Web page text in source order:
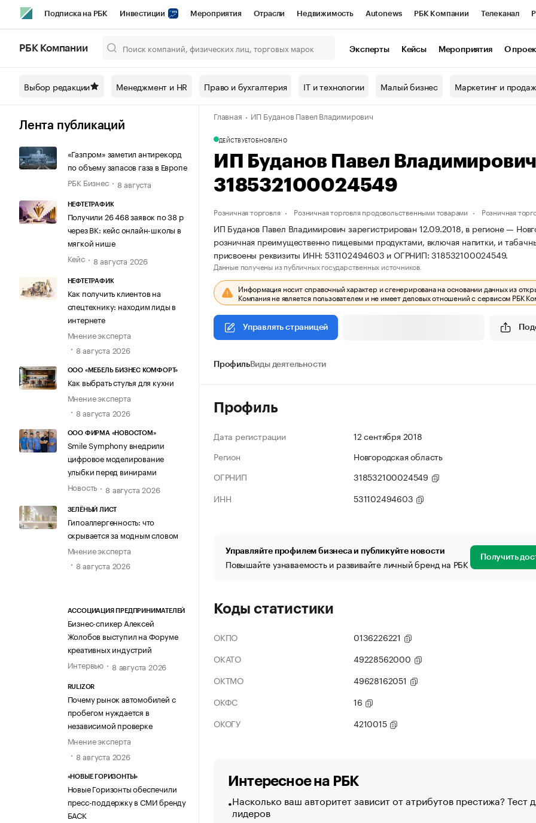
Подписка на РБК Инвестиции Мероприятия Отрасли Недвижимость Autonews РБК Компании Телеканал
Спецпроекты СПб Конференции СПб Спецпроекты Проверка контрагентов
Технологии и медиа Рынок наличной валюты
РБК Компании Эксперты Кейсы Мероприятия О
Выбор редакции Менеджмент и HR Право и бухгалтерия IT и технологии Малый бизнес Маркетинг и
Лента публикаций
«Газпром» заметил антирекорд
по объему запасов газа в Европе
РБК Бизнес
8 августа
НЕФТЕТРАФИК
Получили 26 468 заявок по 38 р
через ВК: кейс онлайн-школы в
мягкой нише
Кейс
8 августа 2026
НЕФТЕТРАФИК
Как получить клиентов на
спецтехнику: находим лиды в
интернете
Мнение эксперта
8 августа 2026
ООО «МЕБЕЛЬ БИЗНЕС КОМФОРТ»
Как выбрать стулья для кухни
Мнение эксперта
8 августа 2026
ООО ФИРМА «НОВОСТОМ»
Smile Symphony внедрили
цифровое моделирование
улыбки перед винирами
Новость
8 августа 2026
ЗЕЛЁНЫЙ ЛИСТ
Гипоаллергенность: что
скрывается за модным словом
Мнение эксперта
8 августа 2026
АССОЦИАЦИЯ ПРЕДПРИНИМАТЕЛЕЙ
Бизнес-спикер Алексей
Жолобов выступил на Форуме
креативных индустрий
Интервью
8 августа 2026
RULIZOR
Почему рынок автомобилей с
пробегом нуждается в
независимой проверке
Мнение эксперта
8 августа 2026
«НОВЫЕ ГОРИЗОНТЫ»
Новые Горизонты обеспечили
пресс-поддержку в СМИ бренду
БАСК
Главная ИП Буданов Павел Владимирович
ДЕЙСТВУЕТОБНОВЛЕНО
ИП Буданов Павел
318532100024549
Розничная торговля Розничная торговля продовольственными товарами Розничная
ИП Буданов Павел Владимирович зарегистрирован 12.09.2018, в регионе —
розничная преимущественно пищевыми продуктами, включая напитки, и
присвоены реквизиты ИНН: 531102494603 и ОГРНИП: 318532100024549.
Данные получены из публичных государственных источников.
Информация носит справочный характер и сгенерирована на основании данных из
Компания не является пользователем и не имеет деловых отношений с сервисом РБК
Управлять страницей
ПрофильВиды деятельности
Профиль
Дата регистрации
12 сентября 2018
Регион
Новгородская область
ОГРНИП
318532100024549
ИНН
531102494603
Управляйте профилем бизнеса и публикуйте новости
Повышайте узнаваемость и развивайте личный бренд на РБК Получить
Коды статистики
ОКПО
0136226221
ОКАТО
49228562000
ОКТМО
49628162051
ОКФС
16
ОКОГУ
4210015
Интересное на РБК
Насколько ваш авторитет зависит от атрибутов престижа? Тест
лидеров